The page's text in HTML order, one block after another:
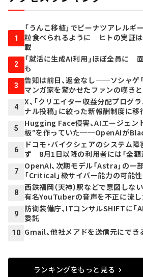
1
「うんこ移植」でピーナツアレルギ
粒食べられるように ヒトの実証
載
2
「就活に生成AI利用」ほぼ全員に
も
3
告知は前日、返金なし──ソシャゲ
マンガ家を驚かせたファンの嘆きと
4
X、「クリエイター収益分配プログ
ナル投稿」に絞った新報酬制度に移
5
Hugging Face侵害、AIエージェン
板”を作っていた──OpenAIが
6
ドコモ・バイクシェアのシステム障
ず 8月1日以降の利用者には「全額
7
OpenAI、次期モデル「Astra」の一
「Critical」級サイバー能力の可能
8
西鉄福岡（天神）駅などで意図し
有名YouTuberの音声を不正に流し
9
防衛装備庁、ITコンサルSHIFTに「
委託
10 Gmail、他社メアドを送信元にでき
ランキングをもっと見る